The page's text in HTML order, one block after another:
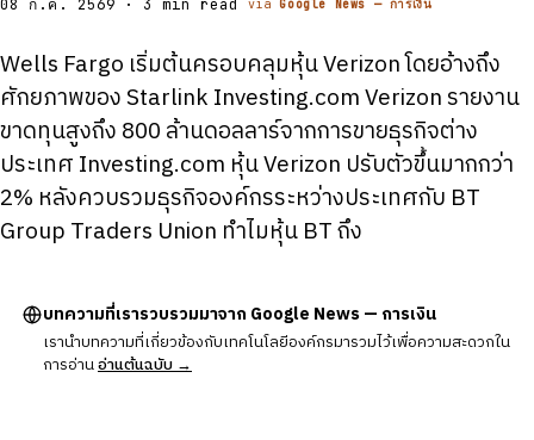
08 ก.ค. 2569 · 3 min read viaGoogle News — การเงิน
Wells Fargo เริ่มต้นครอบคลุมหุ้น Verizon โดยอ้างถึง
ศักยภาพของ Starlink Investing.com Verizon รายงาน
ขาดทุนสูงถึง 800 ล้านดอลลาร์จากการขายธุรกิจต่าง
ประเทศ Investing.com หุ้น Verizon ปรับตัวขึ้นมากกว่า
2% หลังควบรวมธุรกิจองค์กรระหว่างประเทศกับ BT
Group Traders Union ทําไมหุ้น BT ถึง
บทความที่เรารวบรวมมาจาก Google News — การเงิน
เรานำบทความที่เกี่ยวข้องกับเทคโนโลยีองค์กรมารวมไว้เพื่อความสะดวกใน
การอ่านอ่านต้นฉบับ →